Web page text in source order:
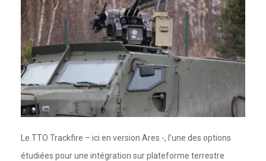
Le TTO Trackfire – ici en version Ares -, l’une des options
étudiées pour une intégration sur plateforme terrestre